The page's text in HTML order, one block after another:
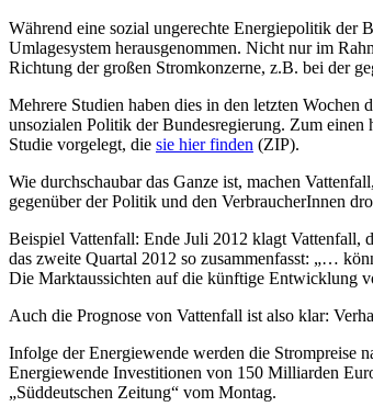
Während eine sozial ungerechte Energiepolitik der
Umlagesystem herausgenommen. Nicht nur im
Richtung der großen Stromkonzerne, z.B. bei der
Mehrere Studien haben dies in den letzten
unsozialen Politik der Bundesregierung. Zum einen
Studie vorgelegt, die sie hier finden (ZIP).
Wie durchschaubar das Ganze ist, machen
gegenüber der Politik und den VerbraucherInnen
Beispiel Vattenfall: Ende Juli 2012 klagt Vattenfall,
das zweite Quartal 2012 so zusammenfasst: „…
Die Marktaussichten auf die künftige Entwicklung
Auch die Prognose von Vattenfall ist also klar:
Infolge der Energiewende werden die Strompreise
Energiewende Investitionen von 150 Milliarden
„Süddeutschen Zeitung“ vom Montag.